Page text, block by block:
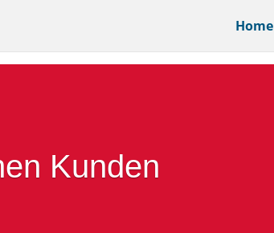
Home
Kunden